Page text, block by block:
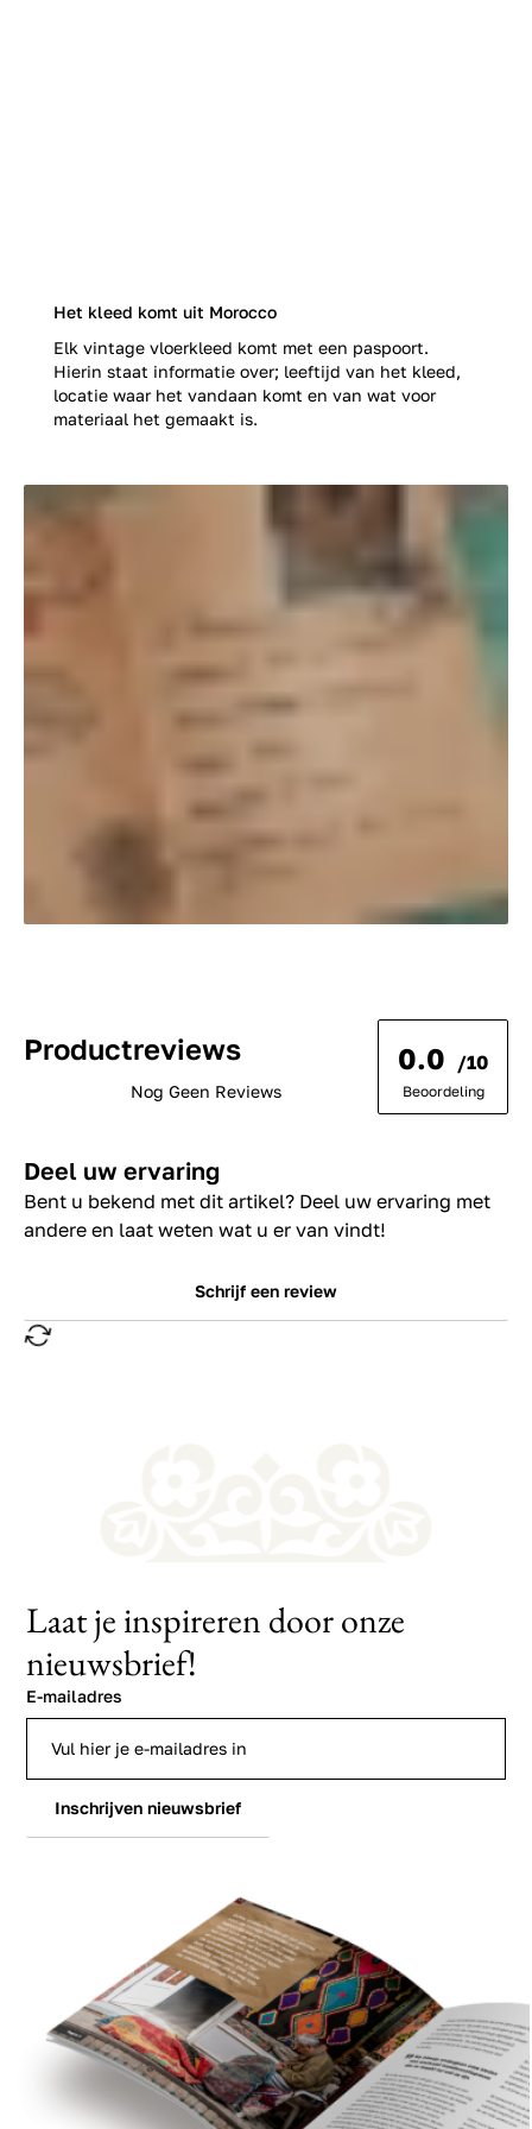
Het kleed komt uit Morocco
Elk vintage vloerkleed komt met een paspoort.
Hierin staat informatie over; leeftijd van het kleed,
locatie waar het vandaan komt en van wat voor
materiaal het gemaakt is.
Productreviews
Nog Geen Reviews
0.0 /10
Beoordeling
Deel uw ervaring
Bent u bekend met dit artikel? Deel uw ervaring met
andere en laat weten wat u er van vindt!
Schrijf een review
Laat je inspireren door onze
nieuwsbrief!
E-mailadres
Inschrijven nieuwsbrief